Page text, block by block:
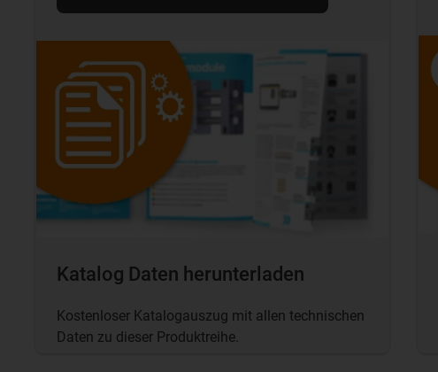
Katalog Daten herunterladen
Kostenloser Katalogauszug mit allen technischen
Daten zu dieser Produktreihe.